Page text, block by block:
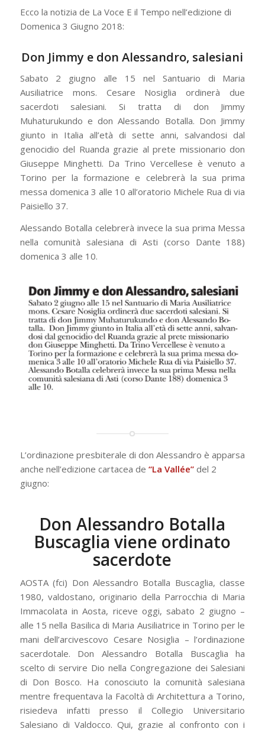
Ecco la notizia de La Voce E il Tempo nell’edizione di
Domenica 3 Giugno 2018:
Don Jimmy e don Alessandro, salesiani
Sabato 2 giugno alle 15 nel Santuario di Maria
Ausiliatrice mons. Cesare Nosiglia ordinerà due
sacerdoti salesiani. Si tratta di don Jimmy
Muhaturukundo e don Alessando Botalla. Don Jimmy
giunto in Italia all’età di sette anni, salvandosi dal
genocidio del Ruanda grazie al prete missionario don
Giuseppe Minghetti. Da Trino Vercellese è venuto a
Torino per la formazione e celebrerà la sua prima
messa domenica 3 alle 10 all’oratorio Michele Rua di via
Paisiello 37.
Alessando Botalla celebrerà invece la sua prima Messa
nella comunità salesiana di Asti (corso Dante 188)
domenica 3 alle 10.
L’ordinazione presbiterale di don Alessandro è apparsa
anche nell’edizione cartacea de “La Vallée”del 2
giugno:
Don Alessandro Botalla
Buscaglia viene ordinato
sacerdote
AOSTA (fci) Don Alessandro Botalla Buscaglia, classe
1980, valdostano, originario della Parrocchia di Maria
Immacolata in Aosta, riceve oggi, sabato 2 giugno –
alle 15 nella Basilica di Maria Ausiliatrice in Torino per le
mani dell’arcivescovo Cesare Nosiglia – l’ordinazione
sacerdotale. Don Alessandro Botalla Buscaglia ha
scelto di servire Dio nella Congregazione dei Salesiani
di Don Bosco. Ha conosciuto la comunità salesiana
mentre frequentava la Facoltà di Architettura a Torino,
risiedeva infatti presso il Collegio Universitario
Salesiano di Valdocco. Qui, grazie al confronto con i